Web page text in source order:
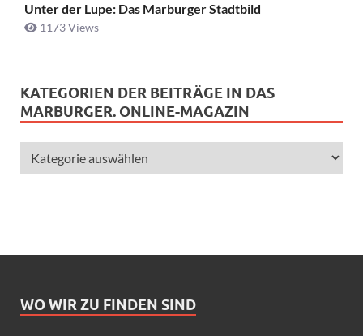
Unter der Lupe: Das Marburger Stadtbild
1173 Views
KATEGORIEN DER BEITRÄGE IN DAS
MARBURGER. ONLINE-MAGAZIN
WO WIR ZU FINDEN SIND